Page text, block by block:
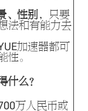
、性别 ，只要
法和有能力去
加速器都可
性。
什么？
万人民币或